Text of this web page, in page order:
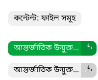
কন্টেন্ট: ফাইল সমূহ
আন্তর্জাতিক উন্মুক্ত...
আন্তর্জাতিক উন্মুক্ত...